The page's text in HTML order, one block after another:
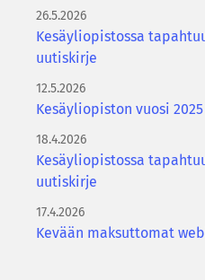
26.5.2026
Kesäyliopistossa
uutiskirje
12.5.2026
Kesäyliopiston vuosi
18.4.2026
Kesäyliopistossa
uutiskirje
17.4.2026
Kevään maksuttomat